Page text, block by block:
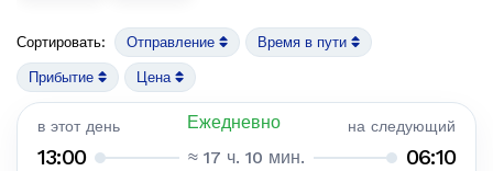
Сортировать: Отправление Время в пути
Прибытие Цена
в этот день Ежедневно на следующий
13:00 ≈ 17 ч. 10 мин. 06:10